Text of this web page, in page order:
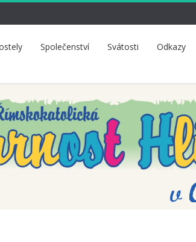
Společenství Svátosti Odkazy